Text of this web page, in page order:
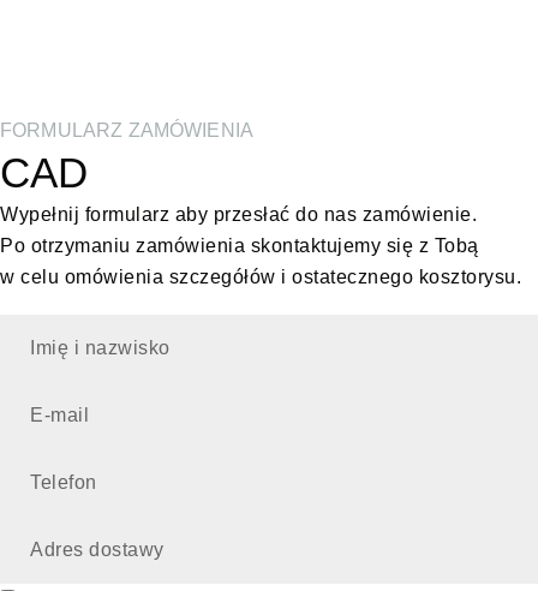
FORMULARZ ZAMÓWIENIA
CAD
Wypełnij formularz aby przesłać do nas zamówienie.
Po otrzymaniu zamówienia skontaktujemy się z Tobą
w celu omówienia szczegółów i ostatecznego kosztorysu.